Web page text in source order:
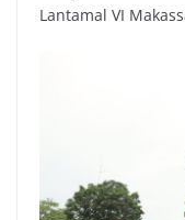
Lantamal VI